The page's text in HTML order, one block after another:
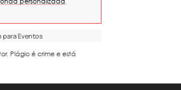
para Eventos
Plágio é crime e está